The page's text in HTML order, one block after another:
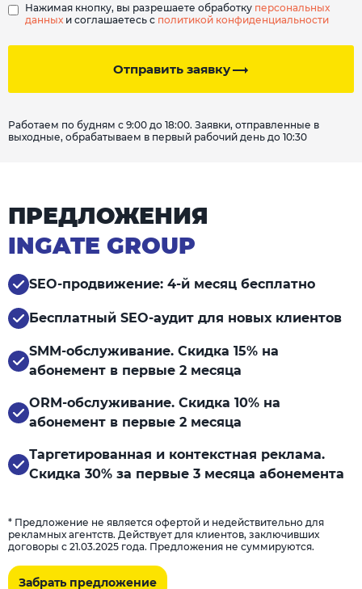
Отправить заявку
Нажимая кнопку, вы разрешаете обработку персональных
данных и соглашаетесь с политикой конфиденциальности
Работаем по будням с 9:00 до 18:00. Заявки, отправленные в
выходные, обрабатываем в первый рабочий день до 10:30
ПРЕДЛОЖЕНИЯ
INGATE GROUP
SEO-продвижение: 4-й месяц бесплатно
Бесплатный SEO-аудит для новых клиентов
SMM-обслуживание. Скидка 15% на
абонемент в первые 2 месяца
ORM-обслуживание. Скидка 10% на
абонемент в первые 2 месяца
Таргетированная и контекстная реклама.
Скидка 30% за первые 3 месяца абонемента
* Предложение не является офертой и недействительно для
рекламных агентств. Действует для клиентов, заключивших
договоры с 21.03.2025 года. Предложения не суммируются.
Забрать предложение